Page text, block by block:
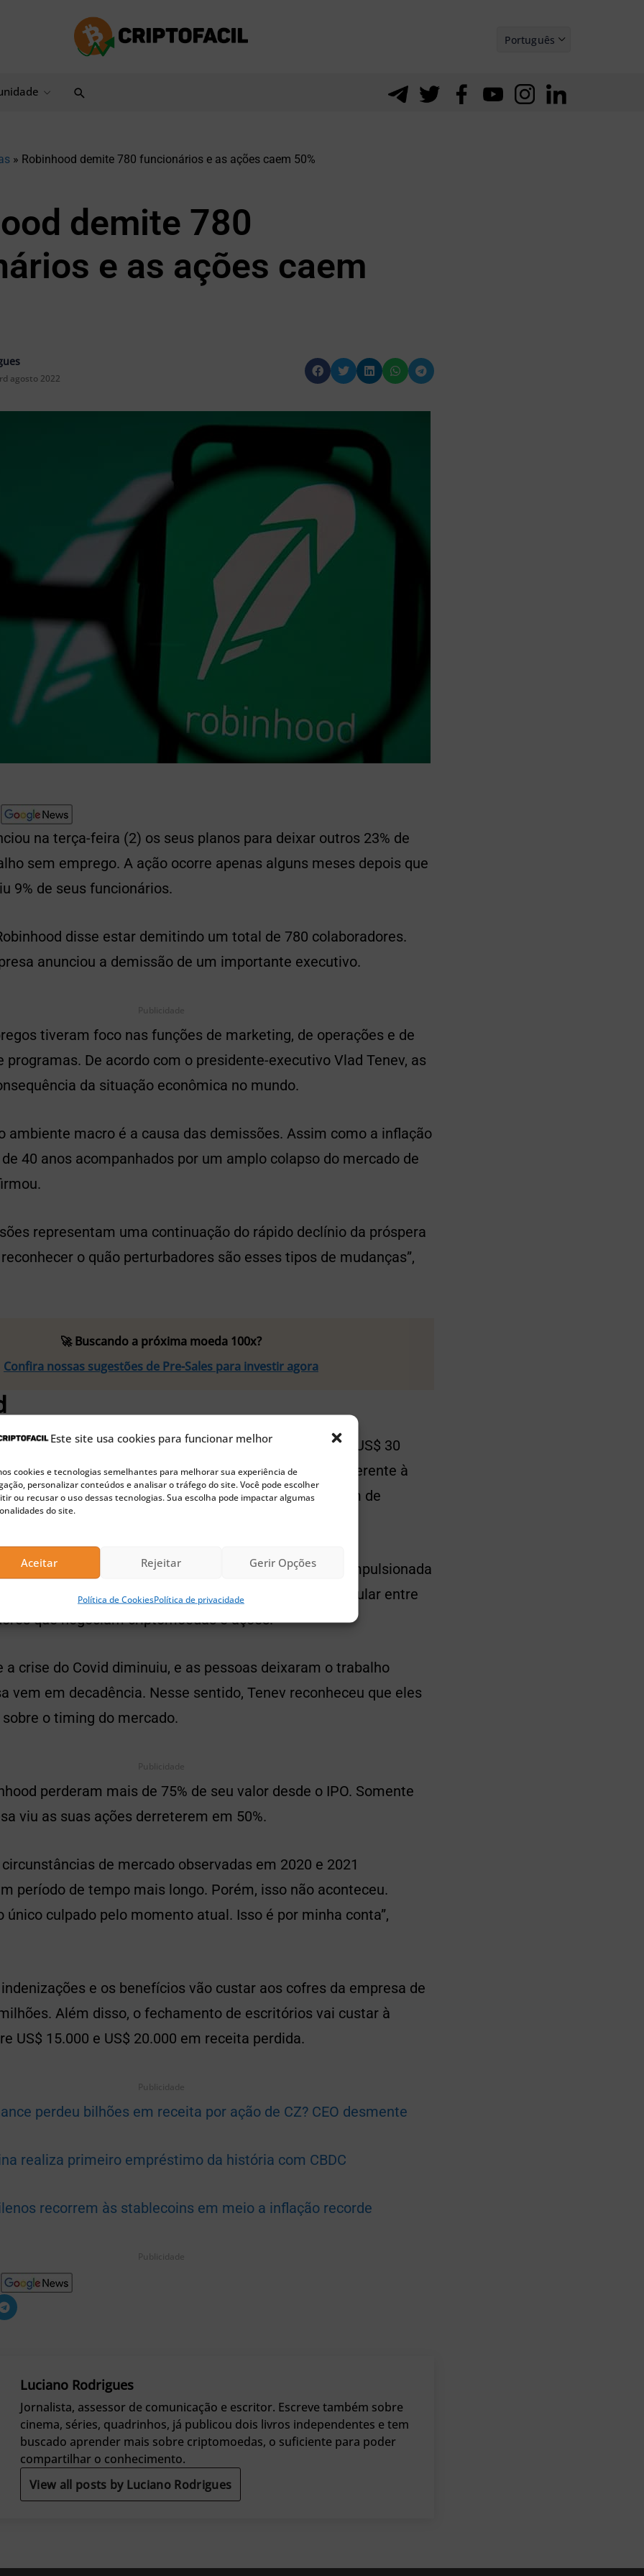
Este site usa cookies para funcionar melhor
cookies e tecnologias semelhantes para melhorar sua experiência de
personalizar conteúdos e analisar o tráfego do site. Você pode escolher
ou recusar o uso dessas tecnologias. Sua escolha pode impactar algumas
do site.
Aceitar Rejeitar Gerir Opções
Política de CookiesPolítica de privacidade
Português
Pesquisar
» Robinhood demite 780 funcionários e as ações caem 50%
demite 780
e as ações caem
agosto 2022
na terça-feira (2) os seus planos para deixar outros 23% de
sem emprego. A ação ocorre apenas alguns meses depois que
9% de seus funcionários.
disse estar demitindo um total de 780 colaboradores.
anunciou a demissão de um importante executivo.
Publicidade
tiveram foco nas funções de marketing, de operações e de
programas. De acordo com o presidente-executivo Vlad Tenev, as
da situação econômica no mundo.
ambiente macro é a causa das demissões. Assim como a inflação
40 anos acompanhados por um amplo colapso do mercado de
representam uma continuação do rápido declínio da próspera
o quão perturbadores são esses tipos de mudanças”,
🚀 Buscando a próxima moeda 100x?
Confira nossas sugestões de Pre-Sales para investir agora
o estado de Nova York aplicou uma multa de US$ 30
Conforme explicou o promotor do caso, a multa é referente à
de divulgação de segurança cibernética e lavagem de
a oferta pública inicial (IPO) da Robinhood foi impulsionada
Covid. E a interface amigável da empresa tornou-a popular entre
que negociam criptomoedas e ações.
a crise do Covid diminuiu, e as pessoas deixaram o trabalho
vem em decadência. Nesse sentido, Tenev reconheceu que eles
o timing do mercado.
Publicidade
perderam mais de 75% de seu valor desde o IPO. Somente
viu as suas ações derreterem em 50%.
de mercado observadas em 2020 e 2021
período de tempo mais longo. Porém, isso não aconteceu.
único culpado pelo momento atual. Isso é por minha conta”,
e os benefícios vão custar aos cofres da empresa de
Além disso, o fechamento de escritórios vai custar à
US$ 15.000 e US$ 20.000 em receita perdida.
Publicidade
perdeu bilhões em receita por ação de CZ? CEO desmente
realiza primeiro empréstimo da história com CBDC
recorrem às stablecoins em meio a inflação recorde
Publicidade
Luciano Rodrigues
Jornalista, assessor de comunicação e escritor. Escreve também sobre
cinema, séries, quadrinhos, já publicou dois livros independentes e tem
buscado aprender mais sobre criptomoedas, o suficiente para poder
compartilhar o conhecimento.
View all posts by Luciano Rodrigues